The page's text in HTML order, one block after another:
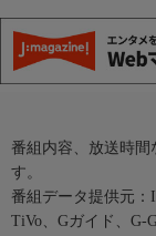
番組内容、放送時間
す。
番組データ提供元：
TiVo、Gガイド、G-